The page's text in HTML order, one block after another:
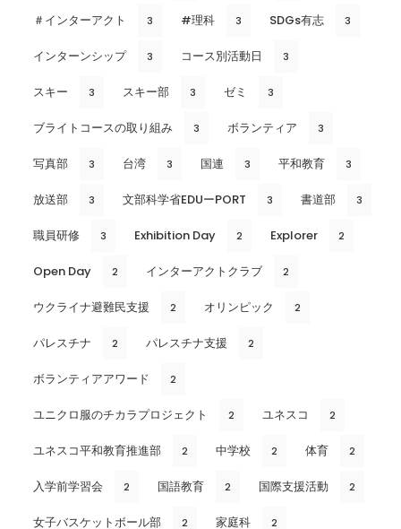
＃インターアクト 3 #理科 3 SDGs有志 3
インターンシップ 3 コース別活動日 3
スキー 3 スキー部 3 ゼミ 3
ブライトコースの取り組み 3 ボランティア 3
写真部 3 台湾 3 国連 3 平和教育 3
放送部 3 文部科学省EDUーPORT 3 書道部 3
職員研修 3 Exhibition Day 2 Explorer 2
Open Day 2 インターアクトクラブ 2
ウクライナ避難民支援 2 オリンピック 2
パレスチナ 2 パレスチナ支援 2
ボランティアアワード 2
ユニクロ服のチカラプロジェクト 2 ユネスコ 2
ユネスコ平和教育推進部 2 中学校 2 体育 2
入学前学習会 2 国語教育 2 国際支援活動 2
女子バスケットボール部 2 家庭科 2